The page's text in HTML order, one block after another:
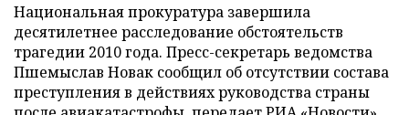
Национальная прокуратура завершила
десятилетнее расследование обстоятельств
трагедии 2010 года. Пресс-секретарь ведомства
Пшемыслав Новак сообщил об отсутствии состава
преступления в действиях руководства страны